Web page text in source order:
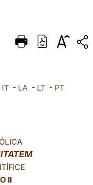
DEUTSCH
العربيّة IT - LA - LT - PT
II